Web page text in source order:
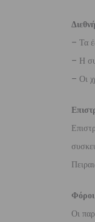
Διεθνή
– Τα
– Η
– Οι
Φόροι
Οι